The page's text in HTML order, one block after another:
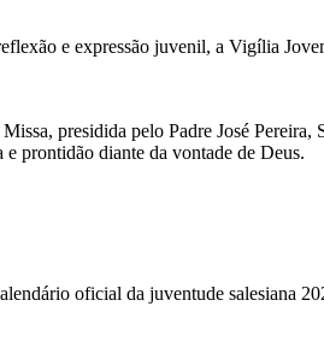
e expressão juvenil, a Vigília
presidida pelo Padre José
prontidão diante da vontade de Deus.
oficial da juventude salesiana